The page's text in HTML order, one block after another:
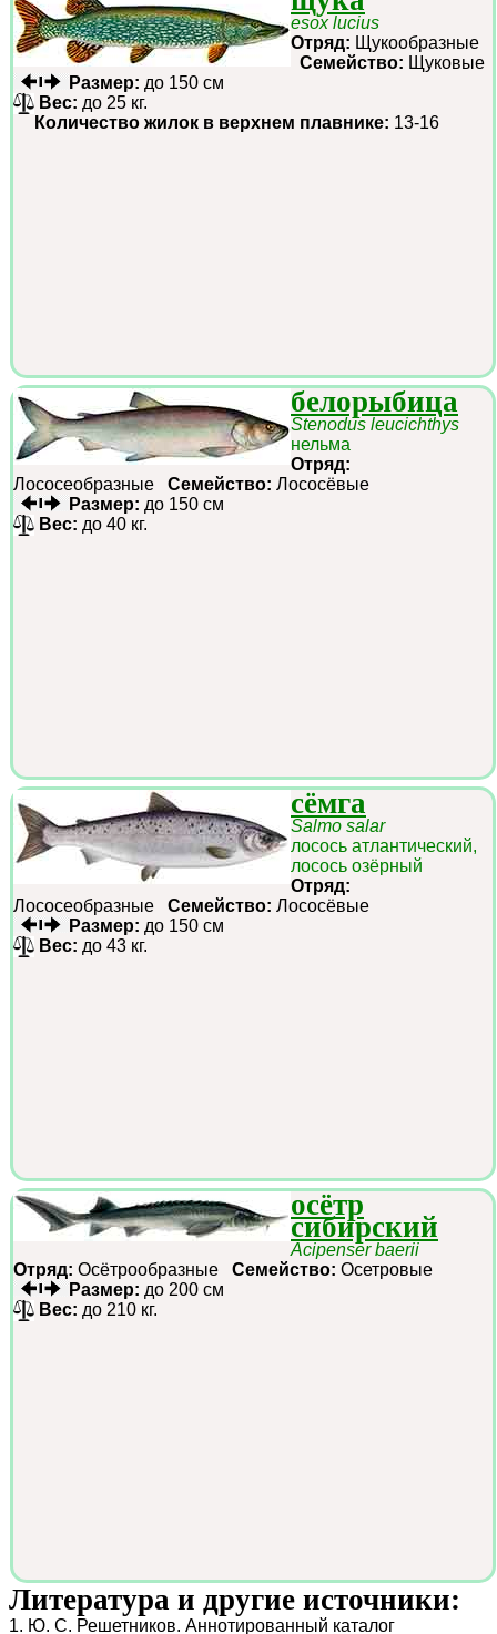
esox lucius
Отряд: Щукообразные
Семейство: Щуковые
Размер: до 150 см
Вес: до 25 кг.
Количество жилок в верхнем плавнике: 13-16
белорыбица
Stenodus leucichthys
нельма
Отряд:
Лососеобразные Семейство: Лососёвые
Размер: до 150 см
Вес: до 40 кг.
сёмга
Salmo salar
лосось атлантический,
лосось озёрный
Отряд:
Лососеобразные Семейство: Лососёвые
Размер: до 150 см
Вес: до 43 кг.
осётр
сибирский
Acipenser baerii
Отряд: Осётрообразные Семейство: Осетровые
Размер: до 200 см
Вес: до 210 кг.
Литература и другие источники:
1. Ю. С. Решетников. Аннотированный каталог